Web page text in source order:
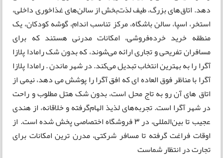
دهد. اتاق‌های بزرگ، طیف لذت‌بخش از سالن‌های غذاخوری داخلی،
استخر، اسپا، سالن باشگاه، مرکز تناسب اندام، گوشه کودکان، یک
منطقه خرید خرده‌فروشی، امکانات مدرنی هستند که برای
مسافران تفریحی و تجاری ارائه می‌شوند، که بدون شک رامادا پلازا
آگرا را به بهترین انتخاب تبدیل می‌کند. در شهر ماندن . رامادا پلازا
آگرا با مناظر فوق العاده ای که افق آگرا را پوشش می دهد، نیمی از
اتاق های آن رو به تاج محل است، بدون شک هتل مطلوب و راحت
در شهر آگرا است. تجربه‌های لذیذ الهام‌گرفته و خلاقانه، از هندی
عجیب تا بین‌المللی، در 3 فروشگاه اختصاصی پخش شده است. از
اوقات فراغت گرفته تا مسافر شرکتی، مدرن ترین امکانات برای
تجارت در انتظار شماست